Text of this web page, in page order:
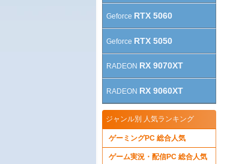
Geforce RTX 5060
Geforce RTX 5050
RADEON RX 9070XT
RADEON RX 9060XT
ジャンル別 人気ランキング
ゲーミングPC 総合人気
ゲーム実況・配信PC 総合人気